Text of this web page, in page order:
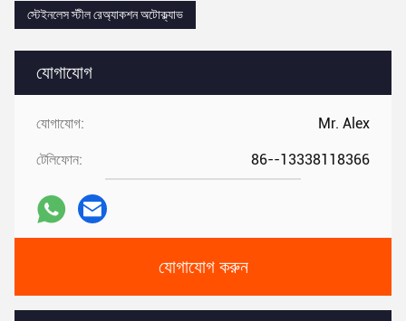
যোগাযোগ
যোগাযোগ: Mr. Alex
টেলিফোন: 86--13338118366
যোগাযোগ করুন
স্টেইনলেস স্টীল রেঅ্যাকশন অটোক্ল্যাভ